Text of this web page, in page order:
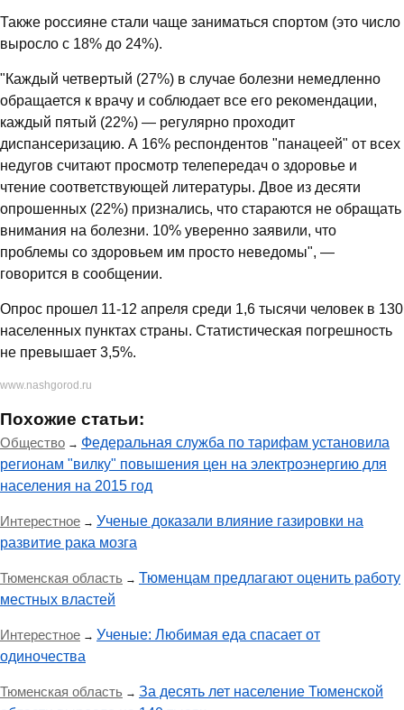
Также россияне стали чаще заниматься спортом (это число
выросло с 18% до 24%).
"Каждый четвертый (27%) в случае болезни немедленно
обращается к врачу и соблюдает все его рекомендации,
каждый пятый (22%) — регулярно проходит
диспансеризацию. А 16% респондентов "панацеей" от всех
недугов считают просмотр телепередач о здоровье и
чтение соответствующей литературы. Двое из десяти
опрошенных (22%) признались, что стараются не обращать
внимания на болезни. 10% уверенно заявили, что
проблемы со здоровьем им просто неведомы", —
говорится в сообщении.
Опрос прошел 11-12 апреля среди 1,6 тысячи человек в 130
населенных пунктах страны. Статистическая погрешность
не превышает 3,5%.
www.nashgorod.ru
Похожие статьи:
Общество → Федеральная служба по тарифам установила
регионам "вилку" повышения цен на электроэнергию для
населения на 2015 год
Интерестное → Ученые доказали влияние газировки на
развитие рака мозга
Тюменская область → Тюменцам предлагают оценить работу
местных властей
Интерестное → Ученые: Любимая еда спасает от
одиночества
Тюменская область → За десять лет население Тюменской